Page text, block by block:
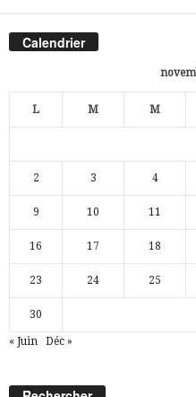
Calendrier
L M M
2 3 4
9 10 11
16 17 18
23 24 25
30
« Juin Déc »